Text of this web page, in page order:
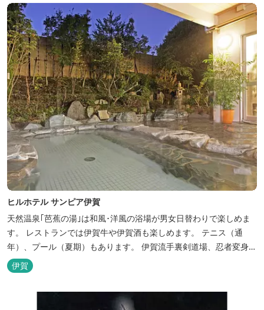
ヒルホテル サンピア伊賀
天然温泉｢芭蕉の湯｣は和風･洋風の浴場が男女日替わりで楽しめま
す。 レストランでは伊賀牛や伊賀酒も楽しめます。 テニス（通
年）、プール（夏期）もあります。 伊賀流手裏剣道場、忍者変身処
を常設しております。 ★ＨＰが新しくなりました！
http://www.hh-sunpia-iga.co.jp ※日替わりランチ、日替わり薬湯
などがタイムリーにチェックできます。
伊賀